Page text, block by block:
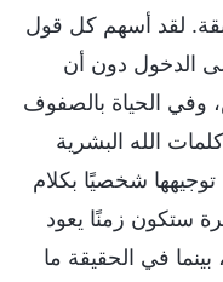
لقد أسهم كل قول
الدخول دون أن
وفي الحياة بالصفوف
الله البشرية
شخصيًا بكلام
ستكون زمنًا يعود
في الحقيقة ما